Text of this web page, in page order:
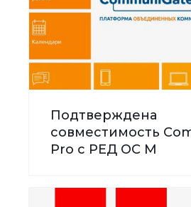
Подтверждена
совместимость
Pro с РЕД ОС М